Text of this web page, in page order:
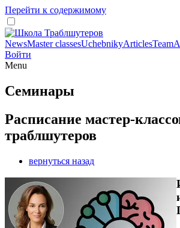
Перейти к содержимому
NewsMaster classesUchebnikyArticlesTeam
Войти
Menu
Семинары
Расписание мастер-
траблшутеров
вернуться назад